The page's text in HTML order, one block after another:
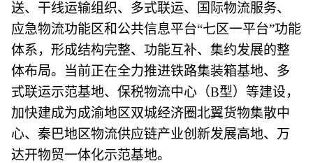
送、干线运输组织、多式联运、国际物流服务、
应急物流功能区和公共信息平台“七区一平台”功能
体系，形成结构完整、功能互补、集约发展的整
体布局。当前正在全力推进铁路集装箱基地、多
式联运示范基地、保税物流中心（B型）等建设，
加快建成为成渝地区双城经济圈北翼货物集散中
心、秦巴地区物流供应链产业创新发展高地、万
达开物贸一体化示范基地。